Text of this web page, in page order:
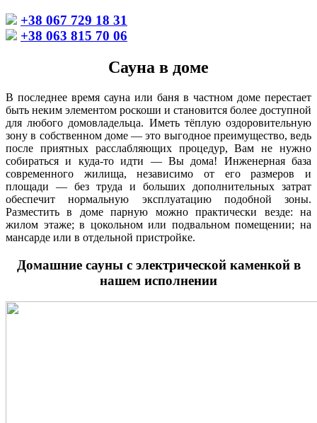
+38 067 729 18 31
+38 063 815 70 06
Сауна в доме
В последнее время сауна или баня в частном доме перестает
быть неким элементом роскоши и становится более доступной
для любого домовладельца. Иметь тёплую оздоровительную
зону в собственном доме — это выгодное преимущество, ведь
после приятных расслабляющих процедур, Вам не нужно
собираться и куда-то идти — Вы дома! Инженерная база
современного жилища, независимо от его размеров и
площади — без труда и больших дополнительных затрат
обеспечит нормальную эксплуатацию подобной зоны.
Разместить в доме парную можно практически везде: на
жилом этаже; в цокольном или подвальном помещении; на
мансарде или в отдельной пристройке.
Домашние сауны с электрической каменкой в
нашем исполнении